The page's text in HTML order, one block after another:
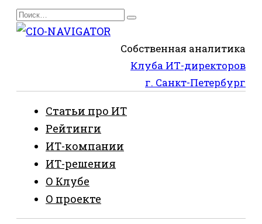
Перейти
к
Search
for:
Собственная аналитика
Клуба ИТ-директоров
г. Санкт-Петербург
Статьи про ИТ
Рейтинги
ИТ-компании
ИТ-решения
О Клубе
О проекте